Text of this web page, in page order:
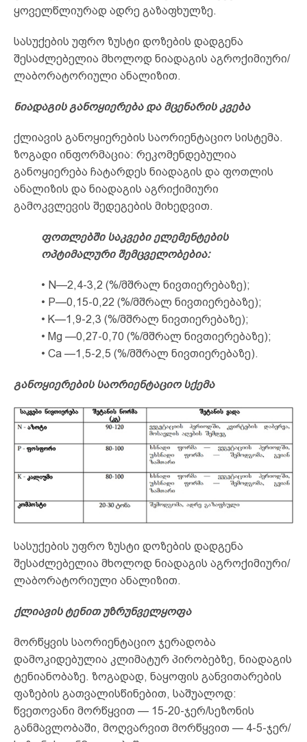
ყოველწლიურად ადრე გაზაფხულზე.
სასუქების უფრო ზუსტი დოზების დადგენა
შესაძლებელია მხოლოდ ნიადაგის აგროქიმიური/
ლაბორატორიული ანალიზით.
ნიადაგის განოყიერება და მცენარის კვება
ქლიავის განოყიერების საორიენტაციო სისტემა.
ზოგადი ინფორმაცია: რეკომენდებულია
განოყიერება ჩატარდეს ნიადაგის და ფოთლის
ანალიზის და ნიადაგის აგრიქიმიური
გამოკვლევის შედეგების მიხედვით.
ფოთლებში საკვები ელემენტების
ოპტიმალური შემცველობებია:
• N—2,4-3,2 (%/მშრალ ნივთიერებაზე);
• P—0,15-0,22 (%/მშრალ ნივთიერებაზე);
• K—1,9-2,3 (%/მშრალ ნივთიერებაზე);
• Mg —0,27-0,70 (%/მშრალ ნივთიერებაზე);
• Ca —1,5-2,5 (%/მშრალ ნივთიერებაზე).
განოყიერების საორიენტაციო სქემა
სასუქების უფრო ზუსტი დოზების დადგენა
შესაძლებელია მხოლოდ ნიადაგის აგროქიმიური/
ლაბორატორიული ანალიზით.
ქლიავის ტენით უზრუნველყოფა
მორწყვის საორიენტაციო ჯერადობა
დამოკიდებულია კლიმატურ პირობებზე, ნიადაგის
ტენიანობაზე. ზოგადად, ნაყოფის განვითარების
ფაზების გათვალისწინებით, საშუალოდ:
წვეთოვანი მორწყვით — 15-20-ჯერ/სეზონის
განმავლობაში, მოღვარვით მორწყვით — 4-5-ჯერ/